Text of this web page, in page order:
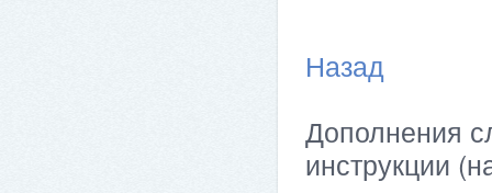
Назад
Дополнения
инструкции